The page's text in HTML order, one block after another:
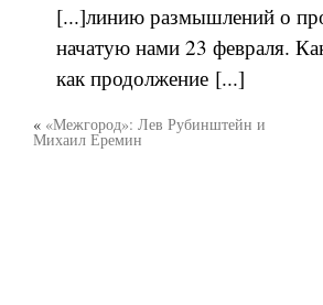
[...]линию размышлений о
начатую нами 23 февраля.
как продолжение [...]
« «Межгород»: Лев Рубинштейн и
Михаил Еремин